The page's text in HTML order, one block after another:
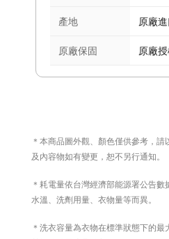
產地 原廠進
原廠保固 原廠
＊本商品圖外觀、顏色僅供參考，
及內容物如有變更，恕不另行通知。
＊耗電量依台灣經濟部能源署公告數
水溫、洗劑用量、衣物量等而異。
＊洗衣容量為衣物在標準狀態下的